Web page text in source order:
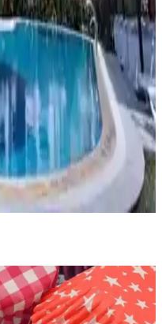
Eseri Analizi ve
İnceleme
dünyaları anlatan gizemli
çizgiler ve derin duygularla
Dekorasyon
motifleriyle ev
Doğal malzemeler,
alanlarınızı yenileyin.